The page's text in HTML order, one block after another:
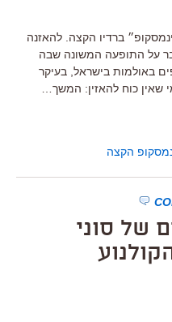
ברדיו הקצה. להאזנה
מהדקה ה-33 אני מדבר על התופעה המשונה שבה
באולמות בישראל, בעיקר
כוח להאזין: המשך…
הקצה
של סוני